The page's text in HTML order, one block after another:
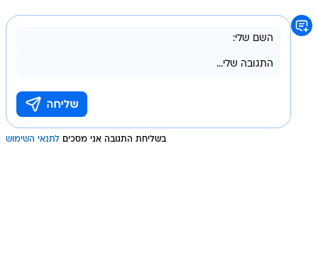
בשליחת התגובה אני מסכים לתנאי השימוש